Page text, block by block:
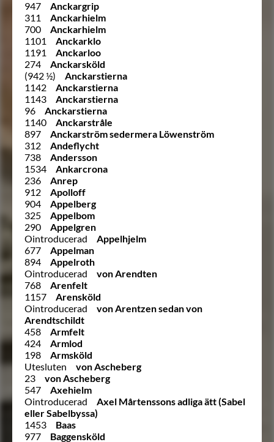
947
Anckargrip
311
Anckarhielm
700
Anckarhielm
1101
Anckarklo
1191
Anckarloo
274
Anckarsköld
(942 ½)
Anckarstierna
1142
Anckarstierna
1143
Anckarstierna
96
Anckarstierna
1140
Anckarstråle
897
Anckarström sedermera Löwenström
312
Andeflycht
738
Andersson
1534
Ankarcrona
236
Anrep
912
Apolloff
904
Appelberg
325
Appelbom
290
Appelgren
Ointroducerad
Appelhjelm
677
Appelman
894
Appelroth
Ointroducerad
von Arendten
768
Arenfelt
1157
Arensköld
Ointroducerad
von Arentzen sedan von
Arendtschildt
458
Armfelt
424
Armlod
198
Armsköld
Utesluten
von Ascheberg
23
von Ascheberg
547
Axehielm
Ointroducerad
Axel Mårtenssons adliga ätt (Sabel
eller Sabelbyssa)
1453
Baas
977
Baggensköld